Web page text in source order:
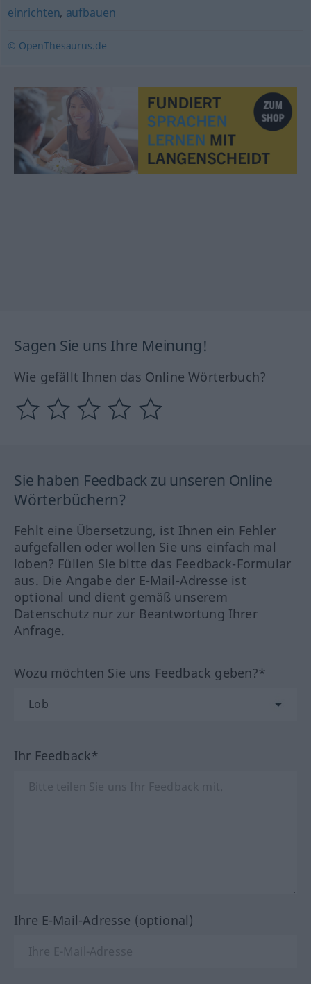
einrichten, aufbauen
© OpenThesaurus.de
Sagen Sie uns Ihre Meinung!
Wie gefällt Ihnen das Online Wörterbuch?
Sie haben Feedback zu unseren Online
Wörterbüchern?
Fehlt eine Übersetzung, ist Ihnen ein Fehler
aufgefallen oder wollen Sie uns einfach mal
loben? Füllen Sie bitte das Feedback-Formular
aus. Die Angabe der E-Mail-Adresse ist
optional und dient gemäß unserem
Datenschutz nur zur Beantwortung Ihrer
Anfrage.
Wozu möchten Sie uns Feedback geben?*
Ihr Feedback*
Ihre E-Mail-Adresse (optional)